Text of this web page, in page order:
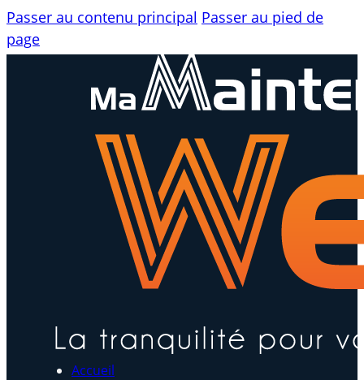
Passer au contenu principal Passer au pied de
page
Accueil